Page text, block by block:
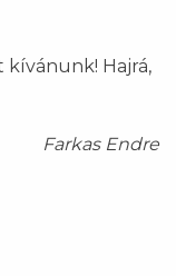
kívánunk! Hajrá,
Farkas Endre